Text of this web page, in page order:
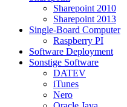
Sharepoint 2010
Sharepoint 2013
Single-Board Computer
Raspberry PI
Software Deployment
Sonstige Software
DATEV
iTunes
Nero